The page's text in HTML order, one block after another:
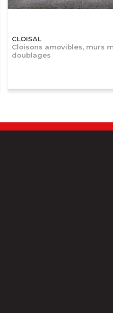
CLOISAL
Cloisons amovibles, murs
doublages